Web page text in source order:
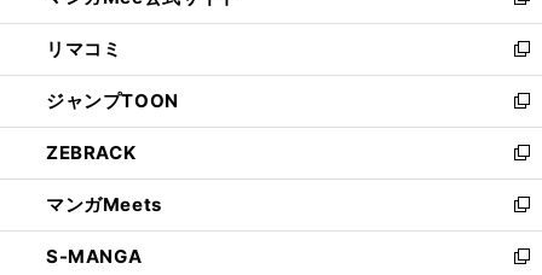
ウ
で
開
く
ン
ド
ウ
で
開
く
ウ
ィ
ン
ド
ウ
で
開
く
し
い
ウ
ィ
ン
ド
ウ
で
開
く
リマコミ
新
し
い
ウ
ィ
ン
ド
ウ
で
ジャンプTOON
新
し
い
ウ
ィ
ン
ド
ZEBRACK
新
し
い
ウ
ィ
マンガMeets
新
し
い
S-MANGA
新